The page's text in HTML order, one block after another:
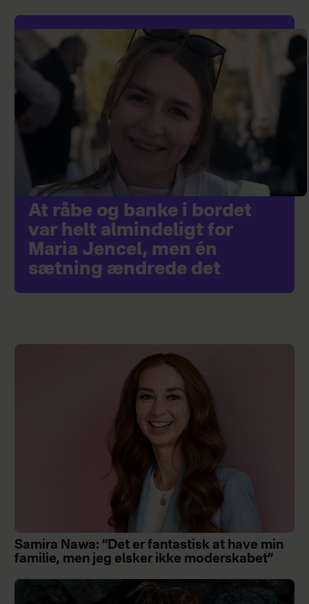
At råbe og banke i bordet
var helt almindeligt for
Maria Jencel, men én
sætning ændrede det
Samira Nawa: ”Det er fantastisk at have min
familie, men jeg elsker ikke moderskabet”